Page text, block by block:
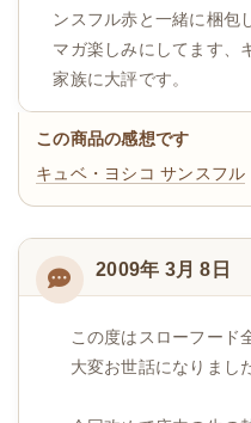
ンスフル赤と一緒に梱包
マガ楽しみにしてます、
家族に大評です。
この商品の感想です
キュベ・ヨシコサンスフル
2009年 3月 8日
この度はスローフード
大変お世話になりまし